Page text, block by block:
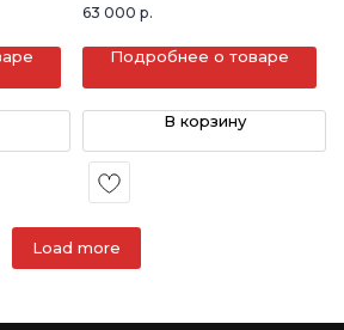
63 000 р.
Подробнее о товаре
В корзину
Load more